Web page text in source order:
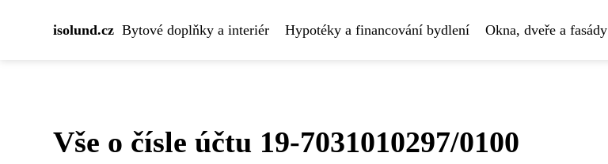
isolund.cz Bytové doplňky a interiér Hypotéky a financování bydlení Okna, dveře a fasády
Vše o čísle účtu 19-7031010297/0100